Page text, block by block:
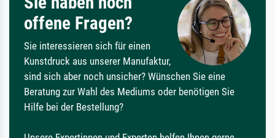
offene Fragen?
Sie interessieren sich für einen
Kunstdruck aus unserer Manufaktur,
sind sich aber noch unsicher? Wünschen Sie eine
Beratung zur Wahl des Mediums oder benötigen Sie
Hilfe bei der Bestellung?